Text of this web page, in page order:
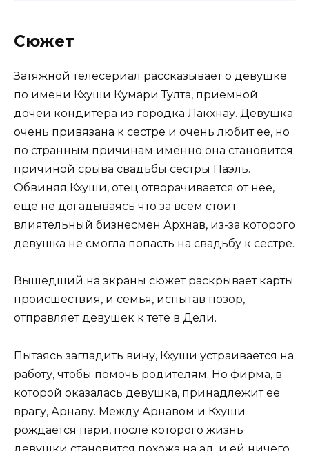
Сюжет
Затяжной телесериал рассказывает о девушке
по имени Кхуши Кумари Тулта, приемной
дочеи кондитера из городка Лакхнау. Девушка
очень привязана к сестре и очень любит ее, но
по странным причинам именно она становится
причиной срыва свадьбы сестры Паэль.
Обвиняя Кхуши, отец отворачивается от нее,
еще не догадываясь что за всем стоит
влиятельный бизнесмен Архнав, из-за которого
девушка не смогла попасть на свадьбу к сестре.
Вышедший на экраны сюжет раскрывает карты
происшествия, и семья, испытав позор,
отправляет девушек к тете в Дели.
Пытаясь загладить вину, Кхуши устраивается на
работу, чтобы помочь родителям. Но фирма, в
которой оказалась девушка, принадлежит ее
врагу, Арнаву. Между Арнавом и Кхуши
рождается пари, после которого жизнь
девушки становится похожа на ад, и ей ничего